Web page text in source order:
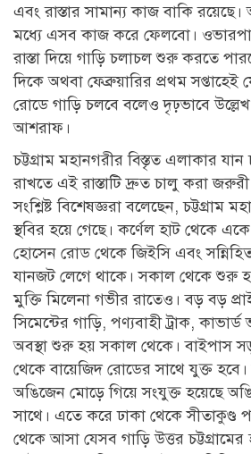
এবং রাস্তার সামান্য কাজ বাকি
মধ্যে এসব কাজ করে ফেলবো।
রাস্তা দিয়ে গাড়ি চলাচল শুরু করতে
দিকে অথবা ফেব্রুয়ারির প্রথম
রোডে গাড়ি চলবে বলেও দৃঢ়ভাবে উল্লেখ
আশরাফ।
চট্টগ্রাম মহানগরীর বিস্তৃত এলাকার যান
রাখতে এই রাস্তাটি দ্রুত চালু করা
সংশ্লিষ্ট বিশেষজ্ঞরা বলেছেন, চট্টগ্রাম
স্থবির হয়ে গেছে। কর্ণেল হাট থেকে
হোসেন রোড থেকে জিইসি এবং
যানজট লেগে থাকে। সকাল থেকে শুরু
মুক্তি মিলেনা গভীর রাতেও। বড় বড়
সিমেন্টের গাড়ি, পণ্যবাহী ট্রাক,
অবস্থা শুরু হয় সকাল থেকে। বাইপাস
থেকে বায়েজিদ রোডের সাথে যুক্ত
অঙিজেন মোড়ে গিয়ে সংযুক্ত হয়েছে
সাথে। এতে করে ঢাকা থেকে সীতাকুণ্ড
থেকে আসা যেসব গাড়ি উত্তর